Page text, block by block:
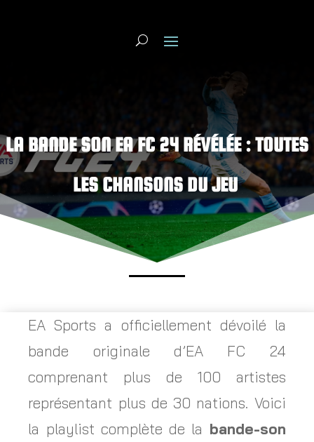
LA BANDE SON EA FC 24 RÉVÉLÉE : TOUTES
LES CHANSONS DU JEU
EA Sports a officiellement dévoilé la
bande originale d’EA FC 24
comprenant plus de 100 artistes
représentant plus de 30 nations. Voici
la playlist complète de la bande-son